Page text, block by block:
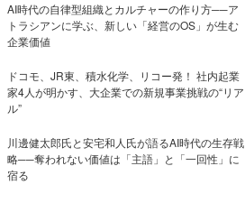
AI時代の自律型組織とカルチャーの作り方──ア
トラシアンに学ぶ、新しい「経営のOS」が生む
企業価値
ドコモ、JR東、積水化学、リコー発！ 社内起業
家4人が明かす、大企業での新規事業挑戦の“リア
ル”
川邊健太郎氏と安宅和人氏が語るAI時代の生存戦
略──奪われない価値は「主語」と「一回性」に
宿る